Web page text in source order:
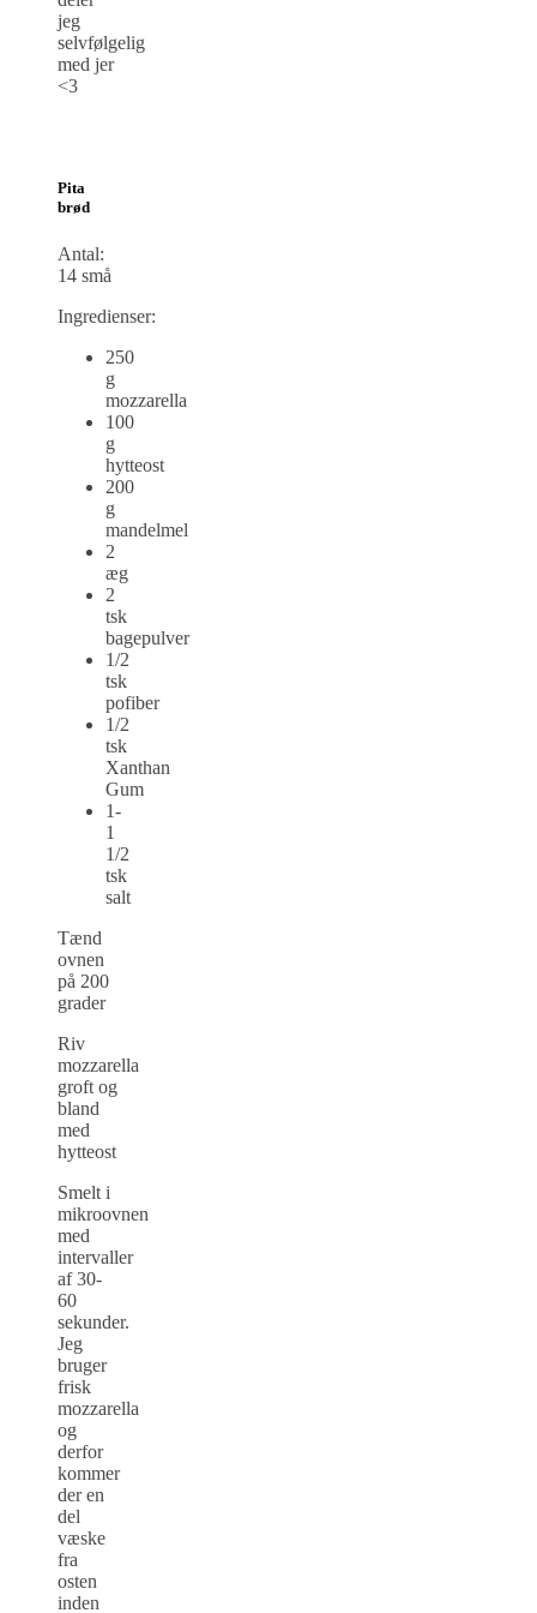
jeg
selvfølgelig
med jer
<3
Pita
brød
Antal:
14 små
Ingredienser:
250
g
mozzarella
100
g
hytteost
200
g
mandelmel
2
æg
2
tsk
bagepulver
1/2
tsk
pofiber
1/2
tsk
Xanthan
Gum
1-
1
1/2
tsk
salt
Tænd
ovnen
på 200
grader
Riv
mozzarella
groft og
bland
med
hytteost
Smelt i
mikroovnen
med
intervaller
af 30-
60
sekunder.
Jeg
bruger
frisk
mozzarella
og
derfor
kommer
der en
del
væske
fra
osten
inden